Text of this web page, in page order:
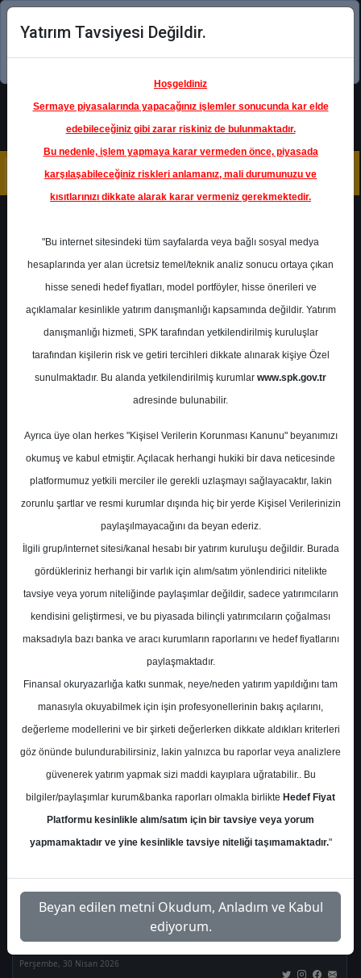
Şimdi uygulamayı indirin!
THYAO- TÜRK HAVA YOLLARI
A.O.
Hedef Fiyat 512.00 ₺
Getiri
%0.00
0 0
En Yüksek Tahmin
Ortalama Fiyat Tahmini
Ortalama Getiri Potansiyeli
Kurum Sayısı
21
12 1
Paralel
Get.
1
Üstü
Get.
5
Yok
1
1
Perşembe, 30 Nisan 2026
Yatırım Tavsiyesi Değildir.
Hoşgeldiniz
Sermaye piyasalarında yapacağınız işlemler sonucunda kar elde
edebileceğiniz gibi zarar riskiniz de bulunmaktadır.
Bu nedenle, işlem yapmaya karar vermeden önce, piyasada
karşılaşabileceğiniz riskleri anlamanız, mali durumunuzu ve
kısıtlarınızı dikkate alarak karar vermeniz gerekmektedir.
"Bu internet sitesindeki tüm sayfalarda veya bağlı sosyal medya
hesaplarında yer alan ücretsiz temel/teknik analiz sonucu ortaya çıkan
hisse senedi hedef fiyatları, model portföyler, hisse önerileri ve
açıklamalar kesinlikle yatırım danışmanlığı kapsamında değildir. Yatırım
danışmanlığı hizmeti, SPK tarafından yetkilendirilmiş kuruluşlar
tarafından kişilerin risk ve getiri tercihleri dikkate alınarak kişiye Özel
sunulmaktadır. Bu alanda yetkilendirilmiş kurumlar www.spk.gov.tr
adresinde bulunabilir.
Ayrıca üye olan herkes "Kişisel Verilerin Korunması Kanunu" beyanımızı
okumuş ve kabul etmiştir. Açılacak herhangi hukiki bir dava neticesinde
platformumuz yetkili merciler ile gerekli uzlaşmayı sağlayacaktır, lakin
zorunlu şartlar ve resmi kurumlar dışında hiç bir yerde Kişisel Verilerinizin
paylaşılmayacağını da beyan ederiz.
İlgili grup/internet sitesi/kanal hesabı bir yatırım kuruluşu değildir. Burada
gördükleriniz herhangi bir varlık için alım/satım yönlendirici nitelikte
tavsiye veya yorum niteliğinde paylaşımlar değildir, sadece yatırımcıların
kendisini geliştirmesi, ve bu piyasada bilinçli yatırımcıların çoğalması
maksadıyla bazı banka ve aracı kurumların raporlarını ve hedef fiyatlarını
paylaşmaktadır.
Finansal okuryazarlığa katkı sunmak, neye/neden yatırım yapıldığını tam
manasıyla okuyabilmek için işin profesyonellerinin bakış açılarını,
değerleme modellerini ve bir şirketi değerlerken dikkate aldıkları kriterleri
göz önünde bulundurabilirsiniz, lakin yalnızca bu raporlar veya analizlere
güvenerek yatırım yapmak sizi maddi kayıplara uğratabilir.. Bu
bilgiler/paylaşımlar kurum&banka raporları olmakla birlikte Hedef Fiyat
Platformu kesinlikle alım/satım için bir tavsiye veya yorum
yapmamaktadır ve yine kesinlikle tavsiye niteliği taşımamaktadır."
Beyan edilen metni Okudum, Anladım ve Kabul
ediyorum.